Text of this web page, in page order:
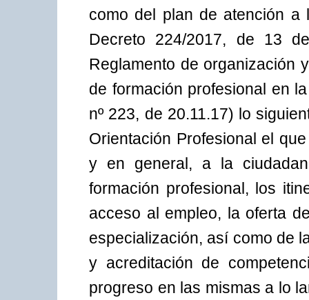
como del plan de atención a
Decreto 224/2017, de 13
Reglamento de organización
de formación profesional en
nº 223, de 20.11.17) lo
Orientación Profesional el
y en general, a la
formación profesional, los
acceso al empleo, la oferta
especialización, así como de
y acreditación de
progreso en las mismas a lo